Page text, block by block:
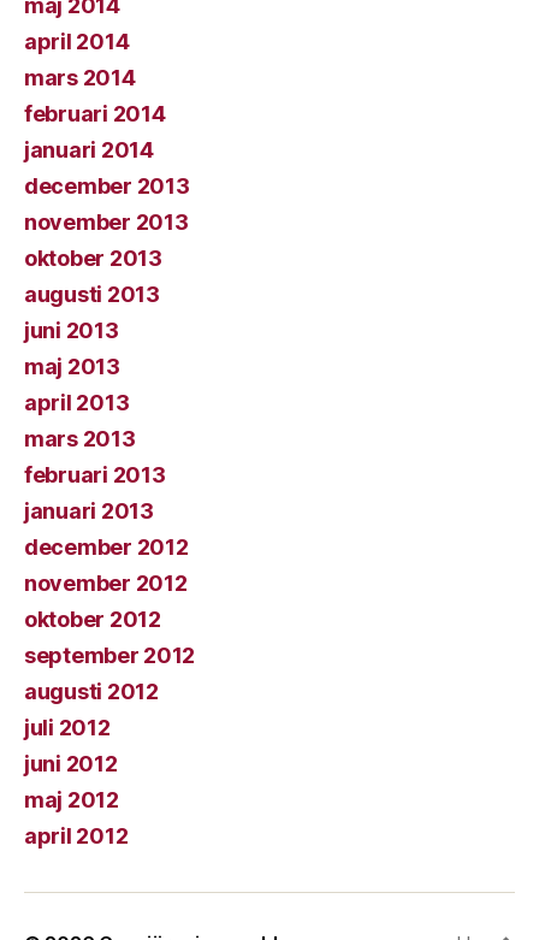
maj 2014
april 2014
mars 2014
februari 2014
januari 2014
december 2013
november 2013
oktober 2013
augusti 2013
juni 2013
maj 2013
april 2013
mars 2013
februari 2013
januari 2013
december 2012
november 2012
oktober 2012
september 2012
augusti 2012
juli 2012
juni 2012
maj 2012
april 2012